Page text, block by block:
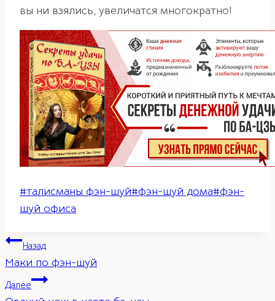
вы ни взялись, увеличатся многократно!
Метки
записи:
#талисманы фэн-шуй#фэн-шуй дома#фэн-
шуй офиса
Навигация
по
Назад
Маки по фэн-шуй
Далее